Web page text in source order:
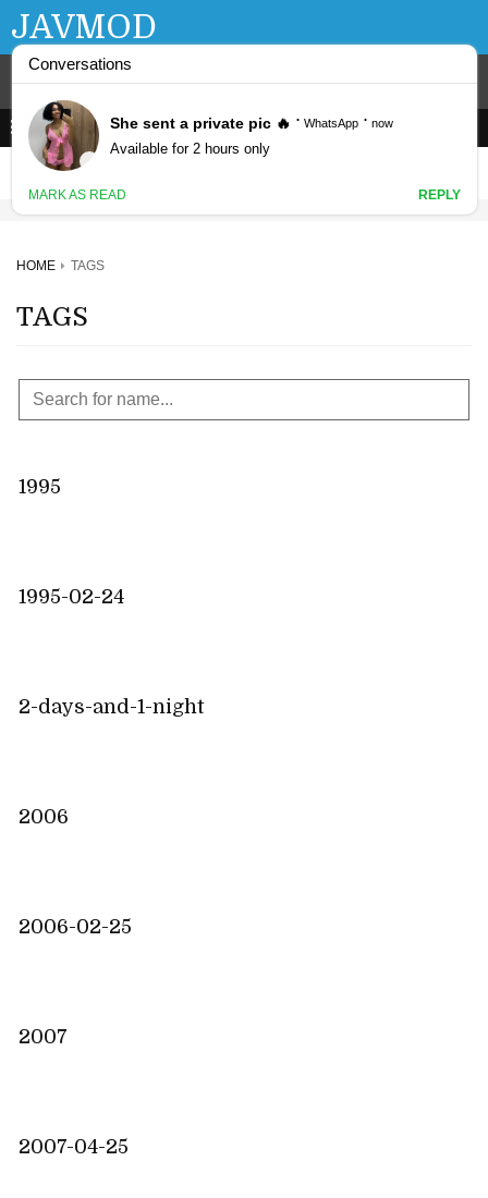
JAVMOD
HOME TAGS
TAGS
1995
1995-02-24
2-days-and-1-night
2006
2006-02-25
2007
2007-04-25